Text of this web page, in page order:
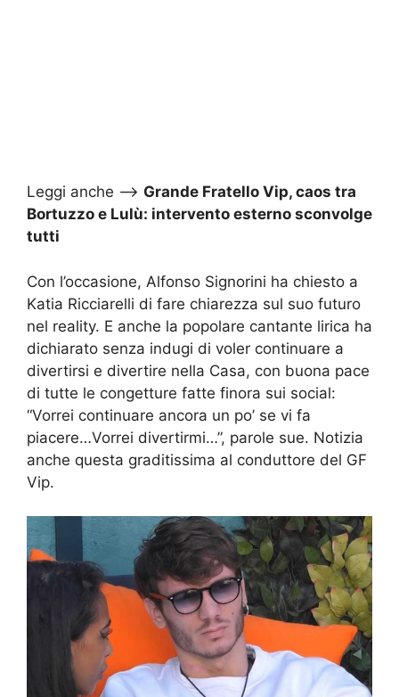
Leggi anche –> Grande Fratello Vip, caos tra
Bortuzzo e Lulù: intervento esterno sconvolge
tutti
Con l’occasione, Alfonso Signorini ha chiesto a
Katia Ricciarelli di fare chiarezza sul suo futuro
nel reality. E anche la popolare cantante lirica ha
dichiarato senza indugi di voler continuare a
divertirsi e divertire nella Casa, con buona pace
di tutte le congetture fatte finora sui social:
“Vorrei continuare ancora un po’ se vi fa
piacere…Vorrei divertirmi…”, parole sue. Notizia
anche questa graditissima al conduttore del GF
Vip.